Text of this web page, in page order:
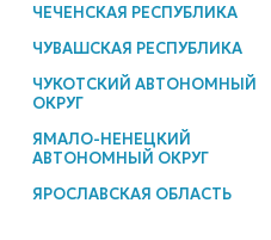
ЧЕЧЕНСКАЯ РЕСПУБЛИКА
ЧУВАШСКАЯ РЕСПУБЛИКА
ЧУКОТСКИЙ АВТОНОМНЫЙ
ОКРУГ
ЯМАЛО-НЕНЕЦКИЙ
АВТОНОМНЫЙ ОКРУГ
ЯРОСЛАВСКАЯ ОБЛАСТЬ